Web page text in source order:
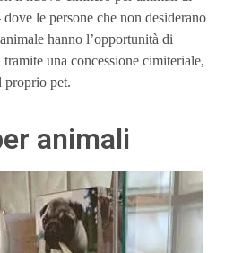
dove le persone che non desiderano
hanno l’opportunità di
una concessione cimiteriale,
proprio pet.
animali